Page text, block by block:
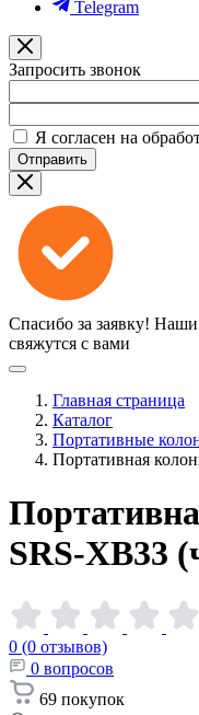
Telegram
Запросить звонок
Я согласен на
Отправить
Спасибо за заявку! Наши
свяжутся с вами
Главная страница
Каталог
Портативные
Портативная
SRS-XB33
0 (0 отзывов)
0 вопросов
69 покупок